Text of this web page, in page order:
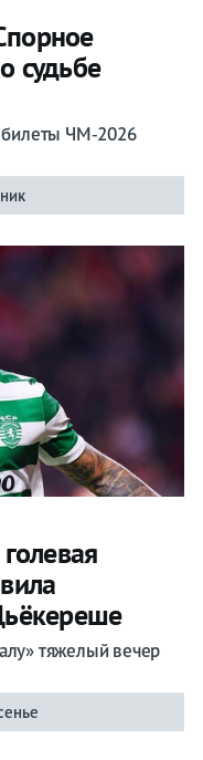
судьбе
билеты ЧМ‑2026
тяжелый вечер